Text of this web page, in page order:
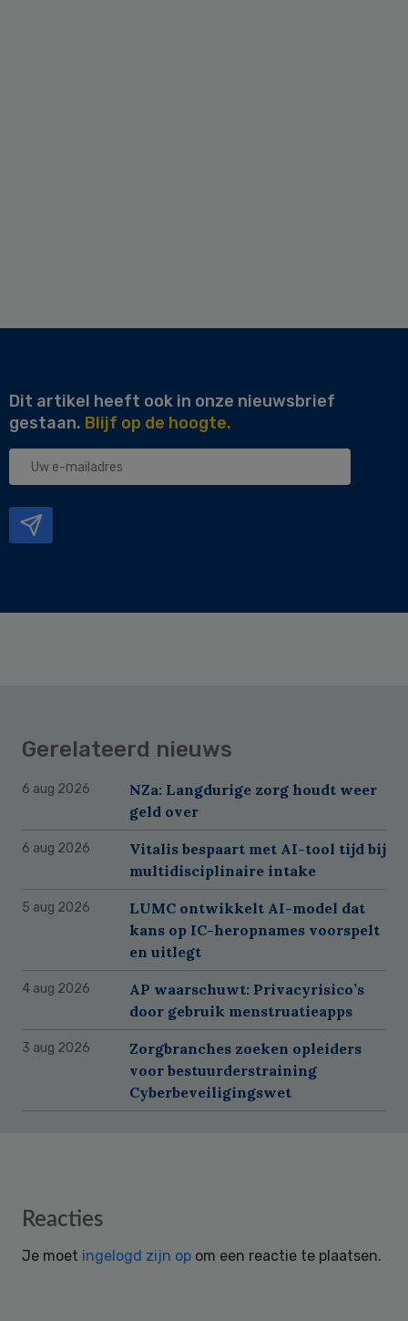
Dit artikel heeft ook in onze nieuwsbrief
gestaan. Blijf op de hoogte.
Uw
Gerelateerd nieuws
6 aug 2026
NZa: Langdurige zorg houdt weer
geld over
6 aug 2026
Vitalis bespaart met AI-tool tijd bij
multidisciplinaire intake
5 aug 2026
LUMC ontwikkelt AI-model dat
kans op IC-heropnames voorspelt
en uitlegt
4 aug 2026
AP waarschuwt: Privacyrisico’s
door gebruik menstruatieapps
3 aug 2026
Zorgbranches zoeken opleiders
voor bestuurderstraining
Cyberbeveiligingswet
Reader
Reacties
Je moet ingelogd zijn op om een reactie te plaatsen.